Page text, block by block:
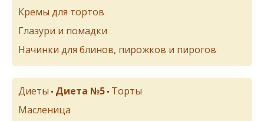
Кремы для тортов
Глазури и помадки
Начинки для блинов, пирожков и пирогов
Диеты • Диета №5 • Торты
Масленица